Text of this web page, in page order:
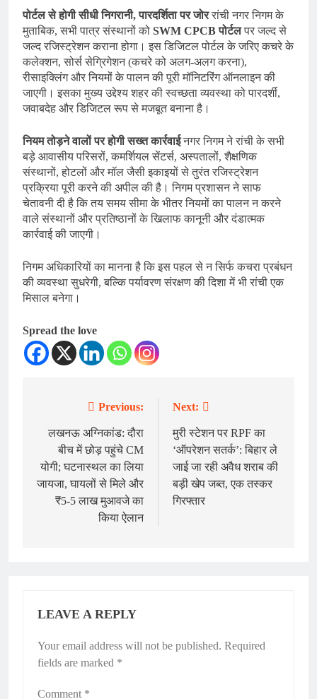
पोर्टल से होगी सीधी निगरानी, पारदर्शिता पर जोररांची नगर निगम के
मुताबिक, सभी पात्र संस्थानों को SWM CPCB पोर्टलपर जल्द से
जल्द रजिस्ट्रेशन कराना होगा। इस डिजिटल पोर्टल के जरिए कचरे के
कलेक्शन, सोर्स सेग्रिगेशन (कचरे को अलग-अलग करना),
रीसाइक्लिंग और नियमों के पालन की पूरी मॉनिटरिंग ऑनलाइन की
जाएगी। इसका मुख्य उद्देश्य शहर की स्वच्छता व्यवस्था को पारदर्शी,
जवाबदेह और डिजिटल रूप से मजबूत बनाना है।
नियम तोड़ने वालों पर होगी सख्त कार्रवाईनगर निगम ने रांची के सभी
बड़े आवासीय परिसरों, कमर्शियल सेंटर्स, अस्पतालों, शैक्षणिक
संस्थानों, होटलों और मॉल जैसी इकाइयों से तुरंत रजिस्ट्रेशन
प्रक्रिया पूरी करने की अपील की है। निगम प्रशासन ने साफ
चेतावनी दी है कि तय समय सीमा के भीतर नियमों का पालन न करने
वाले संस्थानों और प्रतिष्ठानों के खिलाफ कानूनी और दंडात्मक
कार्रवाई की जाएगी।
निगम अधिकारियों का मानना है कि इस पहल से न सिर्फ कचरा प्रबंधन
की व्यवस्था सुधरेगी, बल्कि पर्यावरण संरक्षण की दिशा में भी रांची एक
मिसाल बनेगा।
Spread the love
navigation
Previous:
लखनऊ अग्निकांड: दौरा
बीच में छोड़ पहुंचे CM
योगी; घटनास्थल का लिया
जायजा, घायलों से मिले और
₹5-5 लाख मुआवजे का
किया ऐलान
Next:
मुरी स्टेशन पर RPF का
‘ऑपरेशन सतर्क’: बिहार ले
जाई जा रही अवैध शराब की
बड़ी खेप जब्त, एक तस्कर
गिरफ्तार
LEAVE A REPLY
Your email address will not be published. Required
fields are marked *
Comment *